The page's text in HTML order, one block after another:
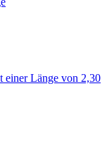
einer Länge von 2,30